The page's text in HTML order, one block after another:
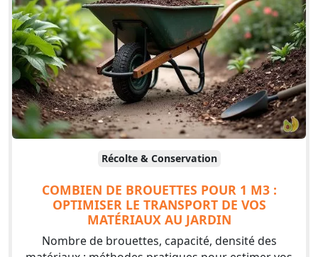
Récolte & Conservation
COMBIEN DE BROUETTES POUR 1 M3 :
OPTIMISER LE TRANSPORT DE VOS
MATÉRIAUX AU JARDIN
Nombre de brouettes, capacité, densité des